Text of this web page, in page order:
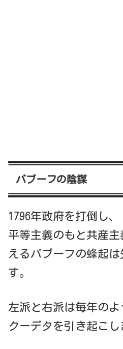
バブーフの陰謀
1796年政府を打倒し、
平等主義のもと共産
えるバブーフの蜂起
す。
左派と右派は毎年のよ
クーデタを引き起こし